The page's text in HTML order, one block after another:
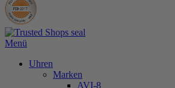
Menü
Uhren
Marken
AVI-8